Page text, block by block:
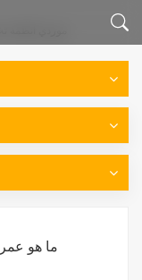
موردي أنظمة
ما هو